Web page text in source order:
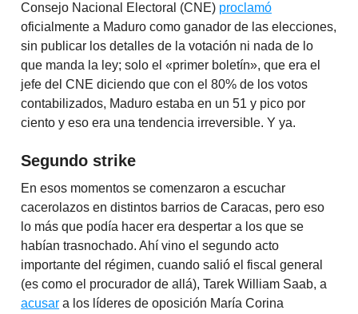
Consejo Nacional Electoral (CNE) proclamó
oficialmente a Maduro como ganador de las elecciones,
sin publicar los detalles de la votación ni nada de lo
que manda la ley; solo el «primer boletín», que era el
jefe del CNE diciendo que con el 80% de los votos
contabilizados, Maduro estaba en un 51 y pico por
ciento y eso era una tendencia irreversible. Y ya.
Segundo strike
En esos momentos se comenzaron a escuchar
cacerolazos en distintos barrios de Caracas, pero eso
lo más que podía hacer era despertar a los que se
habían trasnochado. Ahí vino el segundo acto
importante del régimen, cuando salió el fiscal general
(es como el procurador de allá), Tarek William Saab, a
acusar a los líderes de oposición María Corina